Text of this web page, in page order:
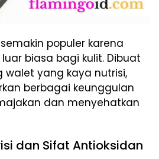
populer karena
biasa bagi kulit. Dibuat
walet yang kaya nutrisi,
berbagai keunggulan
dan menyehatkan
dan Sifat Antioksidan